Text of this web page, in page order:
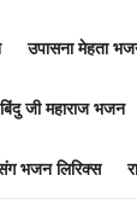
उपासना मेहता
बिंदु जी महाराज भजन
भजन लिरिक्स